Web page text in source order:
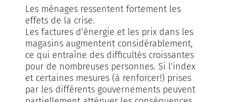
Les ménages ressentent fortement les
effets de la crise.
Les factures d’énergie et les prix dans les
magasins augmentent considérablement,
ce qui entraîne des difficultés croissantes
pour de nombreuses personnes. Si l’index
et certaines mesures (à renforcer!) prises
par les différents gouvernements peuvent